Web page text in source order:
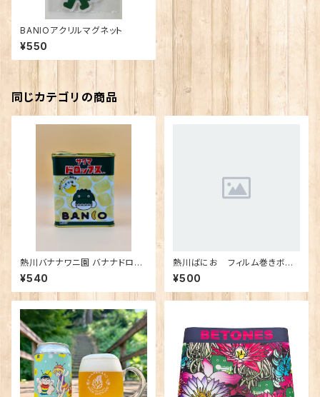
BANIOアクリルマグネット
¥550
同じカテゴリの商品
熱川バナナワニ園 バナナドロッ
プス※チルド商品との同梱非推
奨
¥540
熱川ばにお フィルム巻きボー
ルペン
¥500